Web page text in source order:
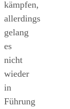
kämpfen,
allerdings
gelang
es
nicht
wieder
in
Führung